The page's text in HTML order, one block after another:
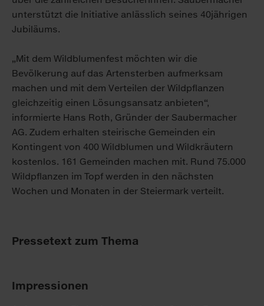
unterstützt die Initiative anlässlich seines 40jährigen
Jubiläums.
„Mit dem Wildblumenfest möchten wir die
Bevölkerung auf das Artensterben aufmerksam
machen und mit dem Verteilen der Wildpflanzen
gleichzeitig einen Lösungsansatz anbieten“,
informierte Hans Roth, Gründer der Saubermacher
AG. Zudem erhalten steirische Gemeinden ein
Kontingent von 400 Wildblumen und Wildkräutern
kostenlos. 161 Gemeinden machen mit. Rund 75.000
Wildpflanzen im Topf werden in den nächsten
Wochen und Monaten in der Steiermark verteilt.
Pressetext zum Thema
Impressionen